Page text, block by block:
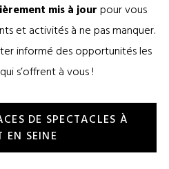
mis à jourpour vous
et activités à ne pas manquer.
informé des opportunités les
s’offrent à vous !
DE SPECTACLES À
EN SEINE